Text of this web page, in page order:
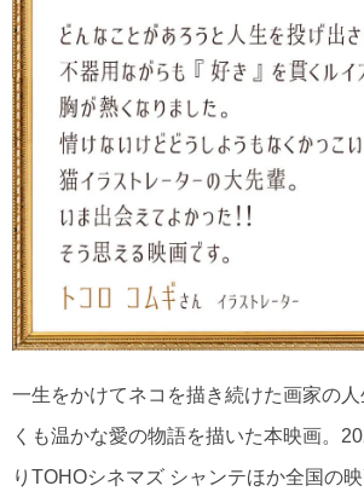
一生をかけてネコを描き続けた画家の
くも温かな愛の物語を描いた本映画。
りTOHOシネマズ シャンテほか全国の